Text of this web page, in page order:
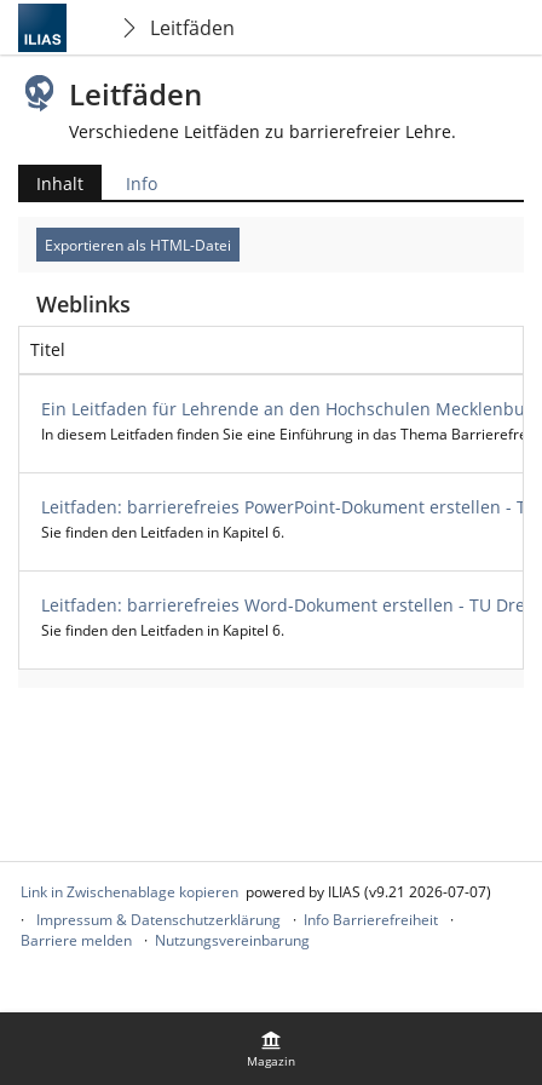
Leitfäden
Magazin
Leitfäden
Verschiedene Leitfäden zu barrierefreier Lehre.
Inhalt Info
Exportieren als HTML-Datei
Weblinks
Titel
Ein Leitfaden für Lehrende an den Hochschulen Mecklenburg-
In diesem Leitfaden finden Sie eine Einführung in das Thema
Leitfaden: barrierefreies PowerPoint-Dokument erstellen - TU
Sie finden den Leitfaden in Kapitel 6.
Leitfaden: barrierefreies Word-Dokument erstellen - TU
Sie finden den Leitfaden in Kapitel 6.
Link in Zwischenablage kopieren powered by ILIAS (v9.21 2026-07-07)
Impressum & Datenschutzerklärung
Info Barrierefreiheit
Barriere melden
Nutzungsvereinbarung